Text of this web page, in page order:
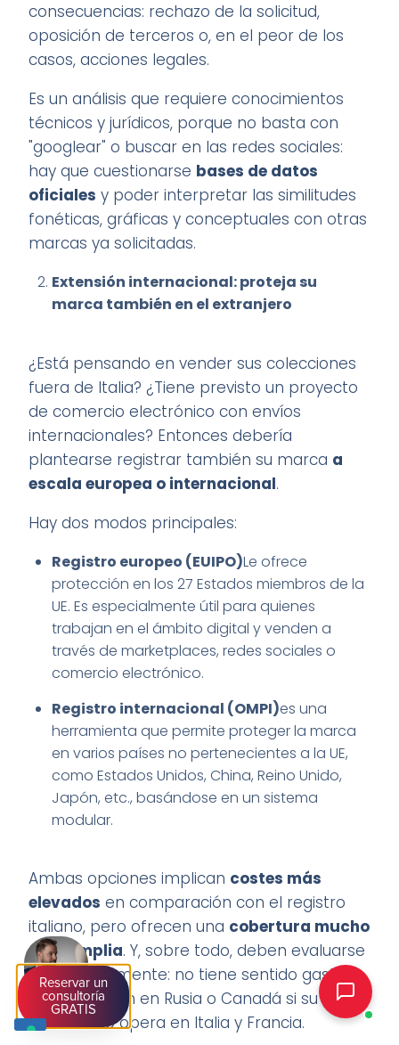
consecuencias: rechazo de la solicitud,
oposición de terceros o, en el peor de los
casos, acciones legales.
Es un análisis que requiere conocimientos
técnicos y jurídicos, porque no basta con
"googlear" o buscar en las redes sociales:
hay que cuestionarse bases de datos
oficiales y poder interpretar las similitudes
fonéticas, gráficas y conceptuales con otras
marcas ya solicitadas.
Extensión internacional: proteja su
marca también en el extranjero
¿Está pensando en vender sus colecciones
fuera de Italia? ¿Tiene previsto un proyecto
de comercio electrónico con envíos
internacionales? Entonces debería
plantearse registrar también su marca a
escala europea o internacional.
Hay dos modos principales:
Registro europeo (EUIPO)Le ofrece
protección en los 27 Estados miembros de la
UE. Es especialmente útil para quienes
trabajan en el ámbito digital y venden a
través de marketplaces, redes sociales o
comercio electrónico.
Registro internacional (OMPI)es una
herramienta que permite proteger la marca
en varios países no pertenecientes a la UE,
como Estados Unidos, China, Reino Unido,
Japón, etc., basándose en un sistema
modular.
Ambas opciones implican costes más
elevados en comparación con el registro
italiano, pero ofrecen una cobertura mucho
más amplia. Y, sobre todo, deben evaluarse
estratégicamente: no tiene sentido gastar
en protección en Rusia o Canadá si su
marca sólo opera en Italia y Francia.
Reservar un
consultoría
GRATIS